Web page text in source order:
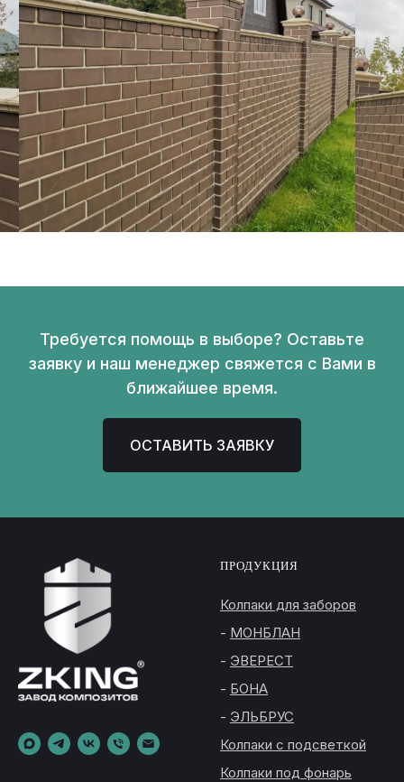
Требуется помощь в выборе? Оставьте
заявку и наш менеджер свяжется с Вами в
ближайшее время.
ОСТАВИТЬ ЗАЯВКУ
ПРОДУКЦИЯ
Колпаки для заборов
- МОНБЛАН
- ЭВЕРЕСТ
- БОНА
- ЭЛЬБРУС
Колпаки с подсветкой
Колпаки под фонарь